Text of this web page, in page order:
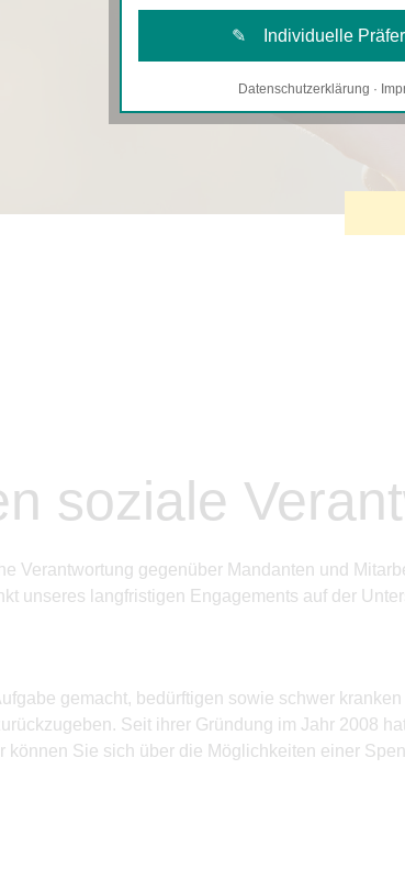
soziale
Verantwortung gegenüber Mandanten und
unseres langfristigen Engagements auf der
gemacht, bedürftigen sowie schwer
Seit ihrer Gründung im Jahr 2008
können Sie sich über die Möglichkeiten einer
✎ Individuelle
Notwendige Cookies
Datenschutzerklärung ·